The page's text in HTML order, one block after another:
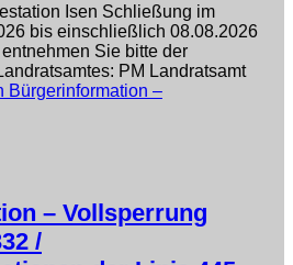
Isen Schließung im
bis einschließlich 08.08.2026
Sie bitte der
PM Landratsamt
Bürgerinformation –
– Vollsperrung
/